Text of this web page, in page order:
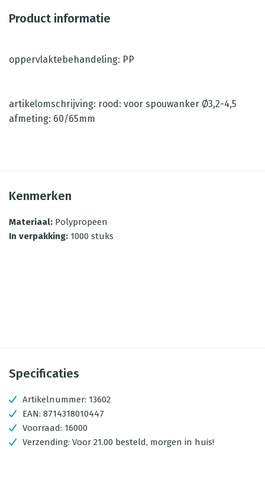
Product informatie
oppervlaktebehandeling: PP
artikelomschrijving: rood: voor spouwanker Ø3,2-4,5
afmeting: 60/65mm
Kenmerken
Materiaal: Polypropeen
In verpakking: 1000 stuks
Specificaties
Artikelnummer: 13602
EAN: 8714318010447
Voorraad: 16000
Verzending: Voor 21.00 besteld, morgen in huis!